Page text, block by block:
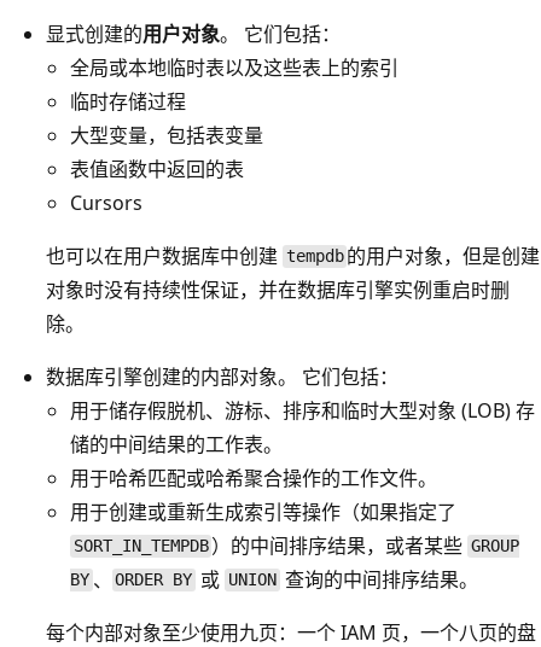
显式创建的用户对象。 它们包括：
全局或本地临时表以及这些表上的索引
临时存储过程
大型变量，包括表变量
表值函数中返回的表
Cursors
也可以在用户数据库中创建 tempdb 的用户对象，但是创建
对象时没有持续性保证，并在数据库引擎实例重启时删
除。
数据库引擎创建的内部对象。 它们包括：
用于储存假脱机、游标、排序和临时大型对象 (LOB) 存
储的中间结果的工作表。
用于哈希匹配或哈希聚合操作的工作文件。
用于创建或重新生成索引等操作（如果指定了
SORT_IN_TEMPDB ）的中间排序结果，或者某些 GROUP
BY 、 ORDER BY 或 UNION查询的中间排序结果。
每个内部对象至少使用九页：一个 IAM 页，一个八页的盘